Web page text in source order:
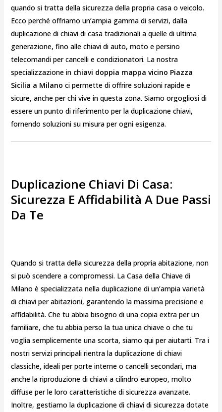
quando si tratta della sicurezza della propria casa o veicolo.
Ecco perché offriamo un’ampia gamma di servizi, dalla
duplicazione di chiavi di casa tradizionali a quelle di ultima
generazione, fino alle chiavi di auto, moto e persino
telecomandi per cancelli e condizionatori. La nostra
specializzazione in chiavi doppia mappa vicino Piazza
Sicilia a Milano ci permette di offrire soluzioni rapide e
sicure, anche per chi vive in questa zona. Siamo orgogliosi di
essere un punto di riferimento per la duplicazione chiavi,
fornendo soluzioni su misura per ogni esigenza.
Duplicazione Chiavi Di Casa:
Sicurezza E Affidabilità A Due Passi
Da Te
Quando si tratta della sicurezza della propria abitazione, non
si può scendere a compromessi. La Casa della Chiave di
Milano è specializzata nella duplicazione di un’ampia varietà
di chiavi per abitazioni, garantendo la massima precisione e
affidabilità. Che tu abbia bisogno di una copia extra per un
familiare, che tu abbia perso la tua unica chiave o che tu
voglia semplicemente una scorta, siamo qui per aiutarti. Tra i
nostri servizi principali rientra la duplicazione di chiavi
classiche, ideali per porte interne o cancelli secondari, ma
anche la riproduzione di chiavi a cilindro europeo, molto
diffuse per le loro caratteristiche di sicurezza avanzate.
Inoltre, gestiamo la duplicazione di chiavi di sicurezza dotate